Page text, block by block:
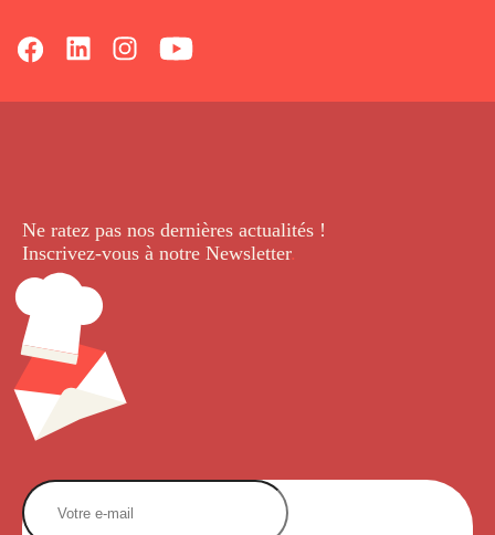
Ne ratez pas nos dernières actualités !
Inscrivez-vous à notre Newsletter.